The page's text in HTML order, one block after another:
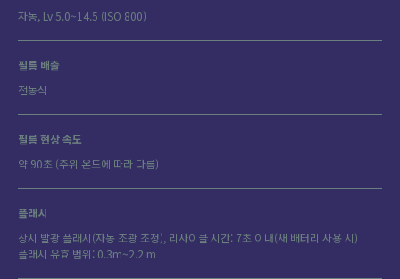
자동, Lv 5.0~14.5 (ISO 800)
필름 배출
전동식
필름 현상 속도
약 90초 (주위 온도에 따라 다름)
플래시
상시 발광 플래시(자동 조광 조정), 리사이클 시간: 7초 이내(새 배터리 사용 시)
플래시 유효 범위: 0.3m~2.2 m